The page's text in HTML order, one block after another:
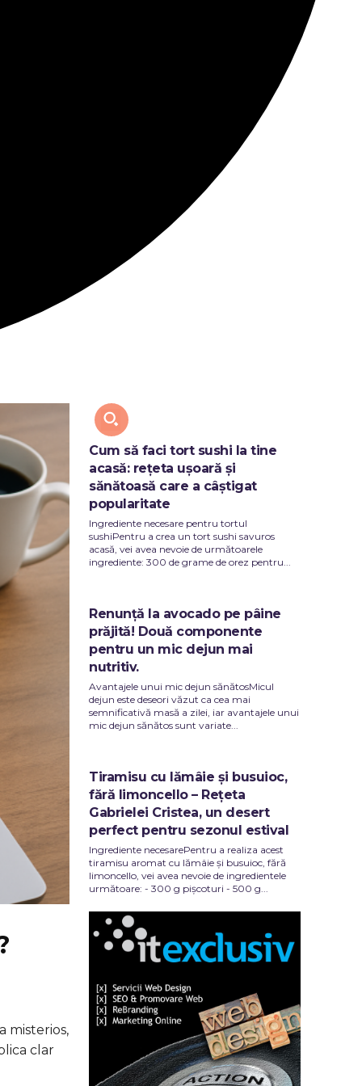
misterios,
clar
Cum să faci tort sushi la tine
acasă: rețeta ușoară și
sănătoasă care a câștigat
popularitate
Ingrediente necesare pentru tortul
sushiPentru a crea un tort sushi savuros
acasă, vei avea nevoie de următoarele
ingrediente: 300 de grame de orez pentru...
Renunță la avocado pe pâine
prăjită! Două componente
pentru un mic dejun mai
nutritiv.
Avantajele unui mic dejun sănătosMicul
dejun este deseori văzut ca cea mai
semnificativă masă a zilei, iar avantajele unui
mic dejun sănătos sunt variate...
Tiramisu cu lămâie și busuioc,
fără limoncello – Rețeta
Gabrielei Cristea, un desert
perfect pentru sezonul estival
Ingrediente necesarePentru a realiza acest
tiramisu aromat cu lămâie și busuioc, fără
limoncello, vei avea nevoie de ingredientele
următoare: - 300 g pișcoturi - 500 g...